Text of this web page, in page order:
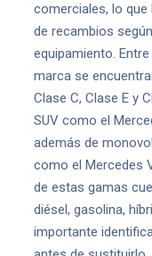
comerciales, lo que
de recambios
equipamiento.
marca se
Clase C, Clase E y
SUV como el
además de
como el Mercedes
de estas gamas
diésel, gasolina,
importante